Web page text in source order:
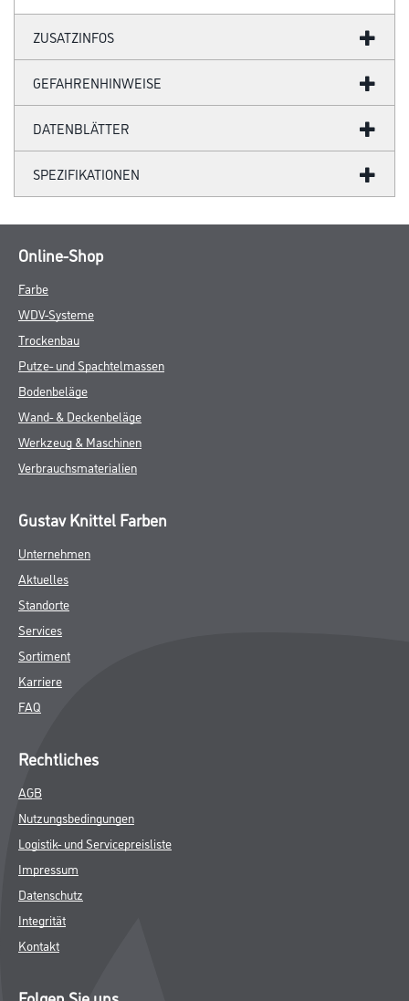
ZUSATZINFOS
GEFAHRENHINWEISE
DATENBLÄTTER
SPEZIFIKATIONEN
Online-Shop
Farbe
WDV-Systeme
Trockenbau
Putze- und Spachtelmassen
Bodenbeläge
Wand- & Deckenbeläge
Werkzeug & Maschinen
Verbrauchsmaterialien
Gustav Knittel Farben
Unternehmen
Aktuelles
Standorte
Services
Sortiment
Karriere
FAQ
Rechtliches
AGB
Nutzungsbedingungen
Logistik- und Servicepreisliste
Impressum
Datenschutz
Integrität
Kontakt